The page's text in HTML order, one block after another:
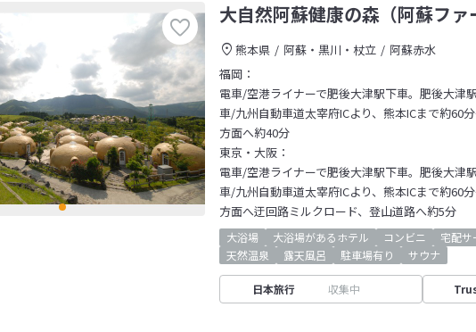
大自然阿蘇健康の森（阿蘇フ
熊本県 阿蘇・黒川・杖立
阿蘇赤水
福岡：
電車/空港ライナーで肥後大津駅下車。肥後大津
車/九州自動車道太宰府ICより、熊本ICまで約60
方面へ約40分
東京・大阪：
電車/空港ライナーで肥後大津駅下車。肥後大津
車/九州自動車道太宰府ICより、熊本ICまで約60
方面へ迂回路ミルクロード、登山道路へ約5分
大浴場 大浴場があるホテル コンビニ
宅配サ
天然温泉
露天風呂 駐車場有り サウナ
日本旅行 収集中